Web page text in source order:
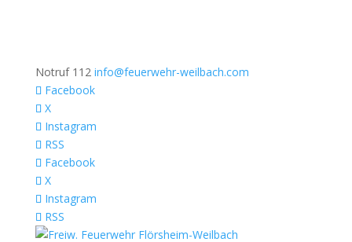
Notruf 112 info@feuerwehr-weilbach.com
Facebook
X
Instagram
RSS
Facebook
X
Instagram
RSS